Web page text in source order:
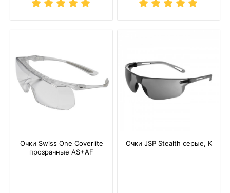
Очки Swiss One Coverlite
прозрачные AS+AF
Очки JSP Stealth серые, K